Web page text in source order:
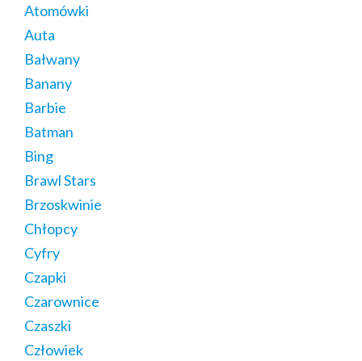
Atomówki
Auta
Bałwany
Banany
Barbie
Batman
Bing
Brawl Stars
Brzoskwinie
Chłopcy
Cyfry
Czapki
Czarownice
Czaszki
Człowiek